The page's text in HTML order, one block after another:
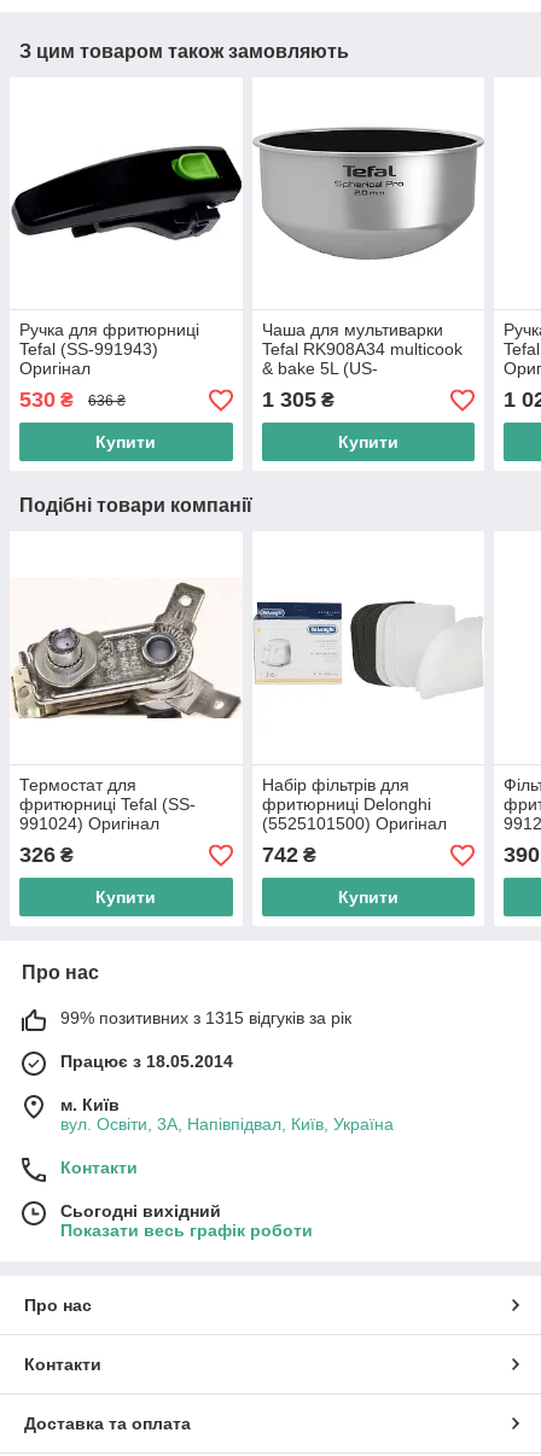
З цим товаром також замовляють
Ручка для фритюрниці
Tefal (SS-991943)
Оригінал
530 ₴ 636 ₴
Купити
Чаша для мультиварки
Tefal RK908A34 multicook
& bake 5L (US-
7231002365)
1 305₴
Купити
1
Подібні товари компанії
Термостат для
фритюрниці Tefal (SS-
991024) Оригінал
326 ₴
Купити
Набір фільтрів для
фритюрниці Delonghi
(5525101500) Оригінал
742₴
Купити
390
Про нас
99% позитивних з 1315 відгуків за рік
Працює з 18.05.2014
м. Київ
вул. Освіти, 3А, Напівпідвал, Київ, Україна
Контакти
Сьогодні вихідний
Показати весь графік роботи
Про нас
Контакти
Доставка та оплата